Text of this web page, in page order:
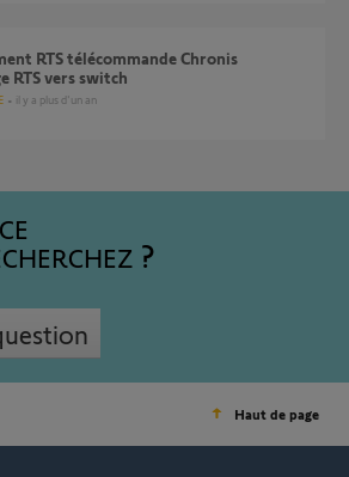
RTS vers switch
il y a plus d'un an
Haut de page